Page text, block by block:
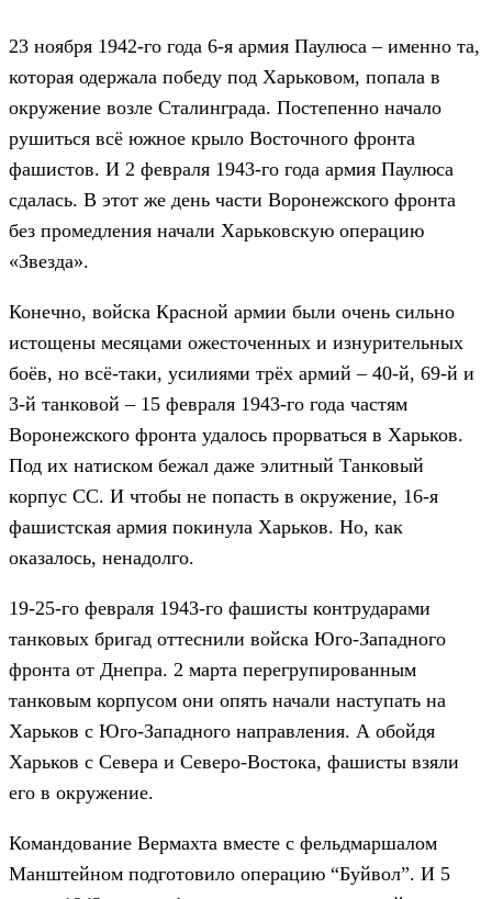
23 ноября 1942-го года 6-я армия Паулюса – именно та,
которая одержала победу под Харьковом, попала в
окружение возле Сталинграда. Постепенно начало
рушиться всё южное крыло Восточного фронта
фашистов. И 2 февраля 1943-го года армия Паулюса
сдалась. В этот же день части Воронежского фронта
без промедления начали Харьковскую операцию
«Звезда».
Конечно, войска Красной армии были очень сильно
истощены месяцами ожесточенных и изнурительных
боёв, но всё-таки, усилиями трёх армий – 40-й, 69-й и
3-й танковой – 15 февраля 1943-го года частям
Воронежского фронта удалось прорваться в Харьков.
Под их натиском бежал даже элитный Танковый
корпус СС. И чтобы не попасть в окружение, 16-я
фашистская армия покинула Харьков. Но, как
оказалось, ненадолго.
19-25-го февраля 1943-го фашисты контрударами
танковых бригад оттеснили войска Юго-Западного
фронта от Днепра. 2 марта перегрупированным
танковым корпусом они опять начали наступать на
Харьков с Юго-Западного направления. А обойдя
Харьков с Севера и Северо-Востока, фашисты взяли
его в окружение.
Командование Вермахта вместе с фельдмаршалом
Манштейном подготовило операцию “Буйвол”. И 5